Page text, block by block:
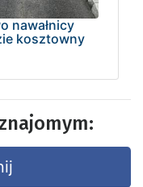
nawałnicy
kosztowny